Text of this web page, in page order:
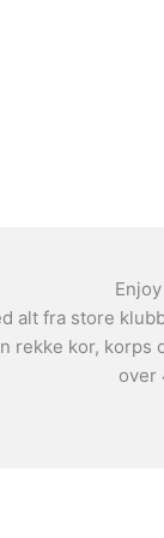
alt fra store
rekke kor, korps
over